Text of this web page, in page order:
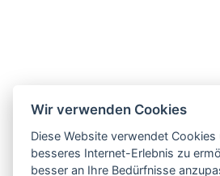
Wir verwenden Cookies
Diese Website verwendet
besseres Internet-Erlebnis zu
besser an Ihre Bedürfnisse